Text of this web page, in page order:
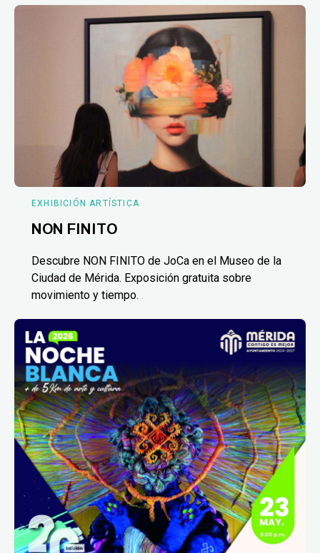
EXHIBICIÓN ARTÍSTICA
NON FINITO
Descubre NON FINITO de JoCa en el Museo de la
Ciudad de Mérida. Exposición gratuita sobre
movimiento y tiempo.